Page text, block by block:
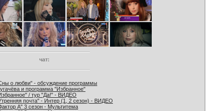
чат:
о любви" - обсуждение программы
и программа "Избранное"
/ тур "Да!" - ВИДЕО
почта" - Интер (1, 2 сезон) - ВИДЕО
А" 3 сезон - Мультитема